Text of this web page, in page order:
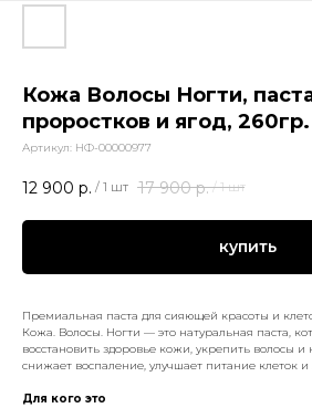
Кожа Волосы Ногти,
проростков и ягод, 260гр.
Артикул: НФ-00000977
12 900 р. / 1 шт 17 900 р. / 1 шт
купить
Премиальная паста для сияющей красоты и
Кожа. Волосы. Ногти — это натуральная паста,
восстановить здоровье кожи, укрепить волосы и
снижает воспаление, улучшает питание клеток
Для кого это